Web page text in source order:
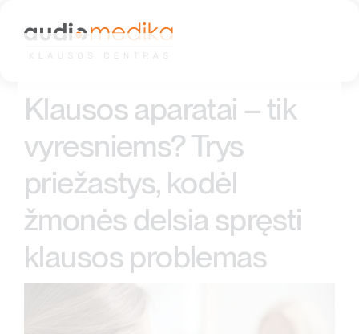
Klausos aparatai – tik
vyresniems? Trys
priežastys, kodėl
žmonės delsia spręsti
klausos problemas